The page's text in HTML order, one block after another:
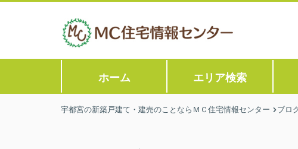
ホーム エリア検索
宇都宮の新築戸建て・建売のことならＭＣ住宅情報センター ブロ